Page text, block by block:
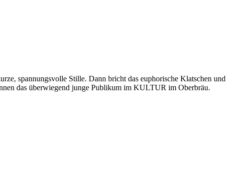
spannungsvolle Stille. Dann bricht das euphorische Klatschen und
das überwiegend junge Publikum im KULTUR im Oberbräu.